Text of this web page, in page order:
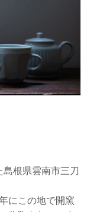
根県雲南市三刀
にこの地で開窯